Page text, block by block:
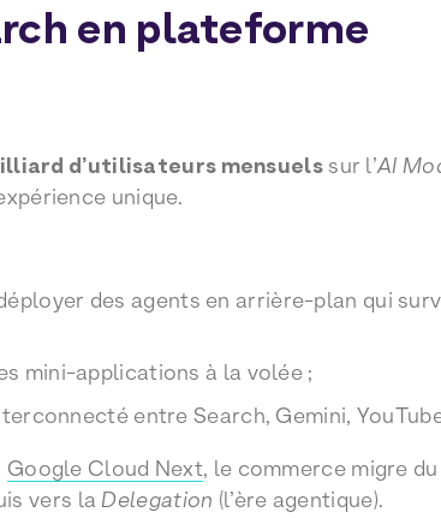
en plateforme
d’utilisateurs mensuelssur l’AI
unique.
des agents en arrière-plan qui
mini-applications à la volée ;
entre Search, Gemini,
Google Cloud Next, le commerce migre du
vers la Delegation (l’ère agentique).